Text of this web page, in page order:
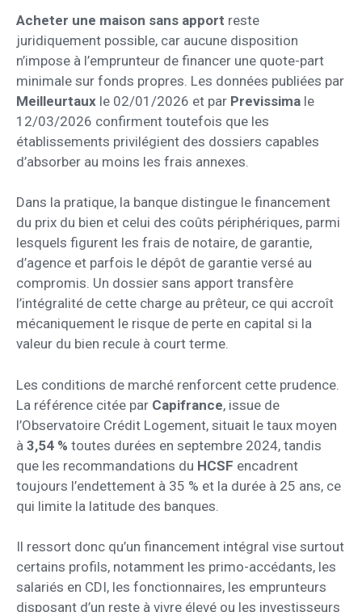
Acheter une maison sans apport reste
juridiquement possible, car aucune disposition
n’impose à l’emprunteur de financer une quote-part
minimale sur fonds propres. Les données publiées par
Meilleurtaux le 02/01/2026 et par Previssima le
12/03/2026 confirment toutefois que les
établissements privilégient des dossiers capables
d’absorber au moins les frais annexes.
Dans la pratique, la banque distingue le financement
du prix du bien et celui des coûts périphériques, parmi
lesquels figurent les frais de notaire, de garantie,
d’agence et parfois le dépôt de garantie versé au
compromis. Un dossier sans apport transfère
l’intégralité de cette charge au prêteur, ce qui accroît
mécaniquement le risque de perte en capital si la
valeur du bien recule à court terme.
Les conditions de marché renforcent cette prudence.
La référence citée par Capifrance, issue de
l’Observatoire Crédit Logement, situait le taux moyen
à 3,54 % toutes durées en septembre 2024, tandis
que les recommandations du HCSF encadrent
toujours l’endettement à 35 % et la durée à 25 ans, ce
qui limite la latitude des banques.
Il ressort donc qu’un financement intégral vise surtout
certains profils, notamment les primo-accédants, les
salariés en CDI, les fonctionnaires, les emprunteurs
disposant d’un reste à vivre élevé ou les investisseurs